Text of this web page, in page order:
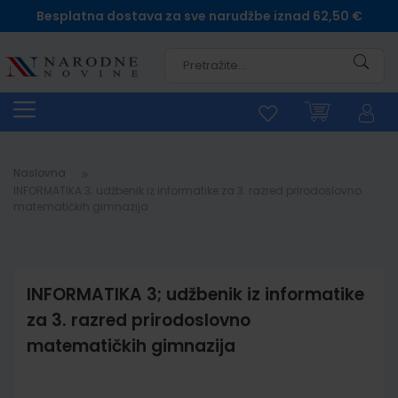
Besplatna dostava za sve narudžbe iznad 62,50 €
Naslovna
INFORMATIKA 3; udžbenik iz informatike
za 3. razred prirodoslovno
matematičkih gimnazija